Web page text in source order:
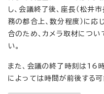
し、会議終了後、座長（松井
務の都合上、数分程度）に応
合のため、カメラ取材につ
い。
また、会議の終了時刻は16
によっては時間が前後する可